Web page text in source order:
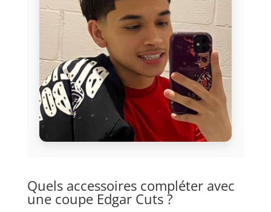
Quels accessoires compléter avec
une coupe Edgar Cuts ?